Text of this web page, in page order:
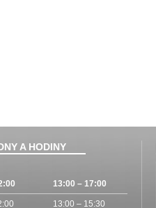
A HODINY
13:00 – 17:00
13:00 – 15:30